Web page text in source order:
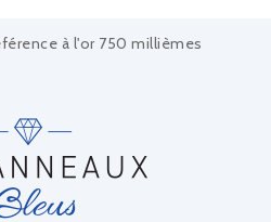
à l'or 750 millièmes